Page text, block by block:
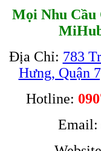
Mọi Nhu Cầu
Địa Chỉ: 783
Hưng, Quận
Hotline:
Email: